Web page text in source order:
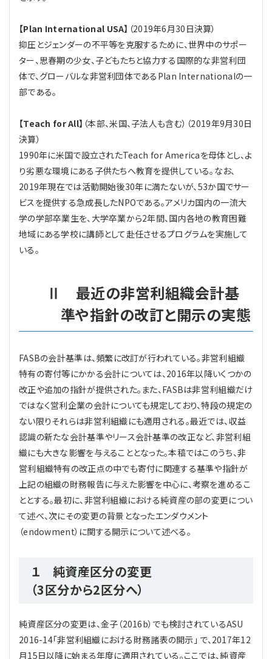
【Plan International USA】 （2019年6月30日決算）
抑圧とジェンダーの不平等を克服するために、世界中のサポー
ター、思春期の少女、子どもたちと協力する国際的な非営利団
体で、グローバルな非営利団体であるPlan Internationalの一
部である。
【Teach for All】 （本部、米国、子法人も含む）（2019年9月30日
決算）
1990年に米国で設立されたTeach for Americaを母体とし、よ
り劣悪な環境にある子供たちへ教育を提供している。なお、
2019年現在では活動開始後30年に満たないが、53か国でサー
ビスを提供する急成長したNPOである。アメリカ国内の一流大
学の学部卒業生を、大学卒業から2年間、国内各地の教育困難
地域にある学校に講師として赴任させるプログラムを実施して
いる。
Ⅱ 最近の非営利組織会計基
準や指針の改訂と開示の実態
FASBの会計基準は、頻繁に改訂が行われている。非営利組織
特有の寄付等にかかる会計については、2016年以降いくつかの
改正や追加の指針が提供された。また、FASBは非営利組織だけ
ではなく営利企業の会計についても規定しており、特段の規定の
ない限りそれらは非営利組織にも適用される。最近では、収益
認識の新たな会計基準やリース会計基準の改正など、非営利組
織にも大きな影響を与えることとなった。本稿ではこのうち、非
営利組織特有の改正点の中でも寄付に関連する基準や指針が
上記の組織の財務報告に与えた影響を中心に、考察を進めるこ
ととする。最初に、非営利組織における純資産の部の変更につい
て述べ、次にその変更の背景となったエンダウメント
（endowment）に関する開示について述べる。
１ 純資産区分の変更
（3区分から2区分へ）
純資産区分の変更は、金子（2016b）でも検討されているASU
2016-14「非営利組織における財務諸表の開示」 で、2017年12
月15日以降に始まる年度に適用されている。ここでは、純資産